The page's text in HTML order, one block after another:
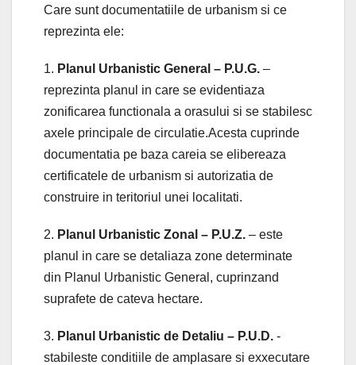
Care sunt documentatiile de urbanism si ce
reprezinta ele:
1. Planul Urbanistic General – P.U.G. –
reprezinta planul in care se evidentiaza
zonificarea functionala a orasului si se stabilesc
axele principale de circulatie.Acesta cuprinde
documentatia pe baza careia se elibereaza
certificatele de urbanism si autorizatia de
construire in teritoriul unei localitati.
2. Planul Urbanistic Zonal – P.U.Z. – este
planul in care se detaliaza zone determinate
din Planul Urbanistic General, cuprinzand
suprafete de cateva hectare.
3. Planul Urbanistic de Detaliu – P.U.D. -
stabileste conditiile de amplasare si exxecutare